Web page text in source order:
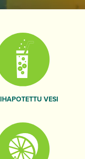
VESI